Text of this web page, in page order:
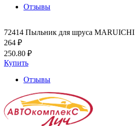
Отзывы
72414 Пыльник для шруса MARUICHI
264 ₽
250.80 ₽
Купить
Отзывы